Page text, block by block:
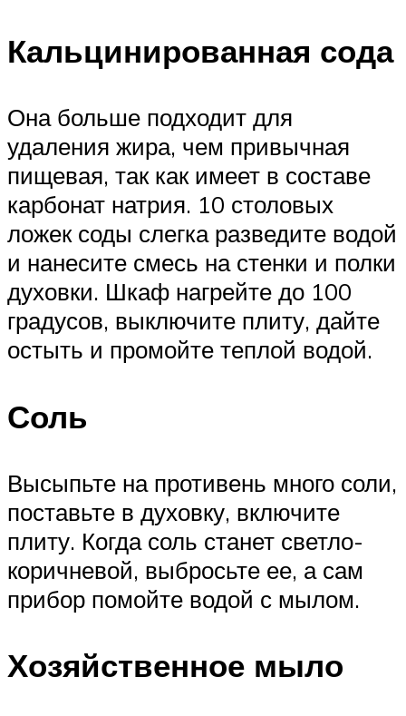
Кальцинированная сода
Она больше подходит для
удаления жира, чем привычная
пищевая, так как имеет в составе
карбонат натрия. 10 столовых
ложек соды слегка разведите водой
и нанесите смесь на стенки и полки
духовки. Шкаф нагрейте до 100
градусов, выключите плиту, дайте
остыть и промойте теплой водой.
Соль
Высыпьте на противень много соли,
поставьте в духовку, включите
плиту. Когда соль станет светло-
коричневой, выбросьте ее, а сам
прибор помойте водой с мылом.
Хозяйственное мыло